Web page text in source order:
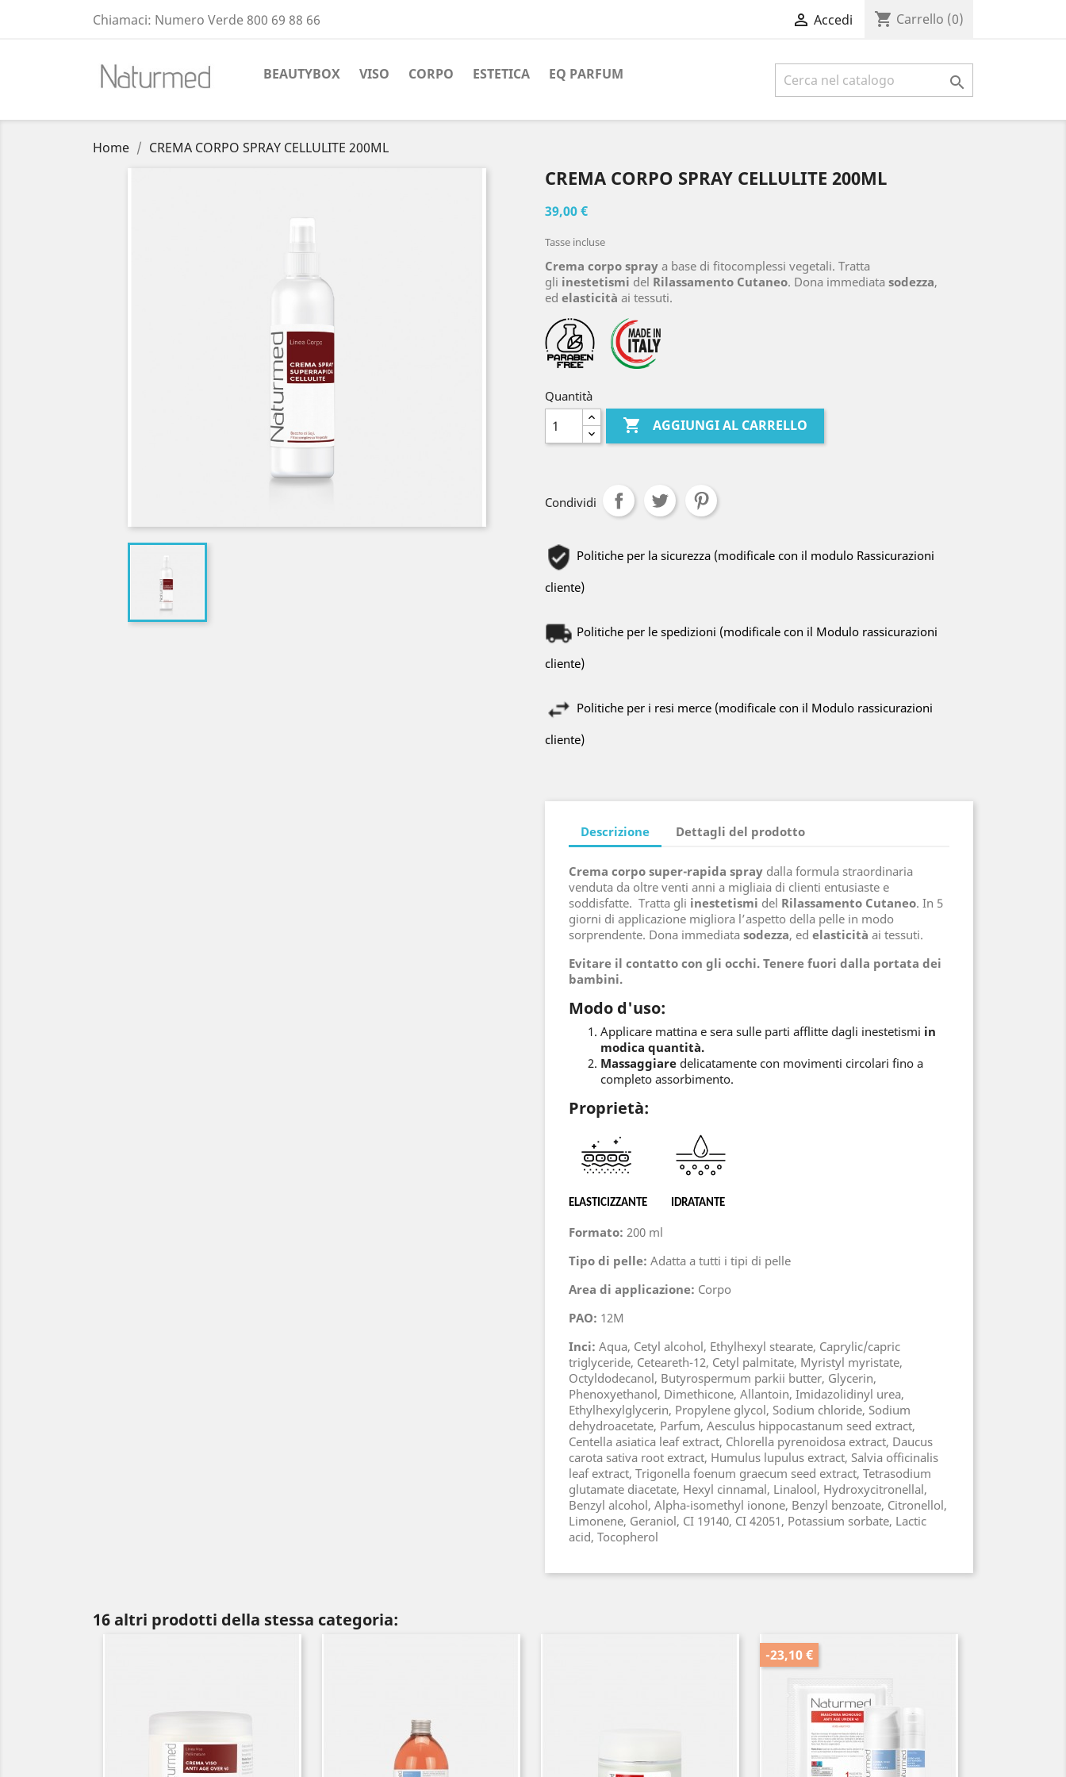
Chiamaci: Numero Verde 800 69 88 66  Accedi shopping_cart Carrello (0)
BEAUTYBOX VISO CORPO ESTETICA EQ PARFUM 
Home CREMA CORPO SPRAY CELLULITE 200ML
CREMA CORPO SPRAY CELLULITE 200ML
39,00 €
Tasse incluse
Crema corpo spray a base di fitocomplessi vegetali. Tratta
gli inestetismi del Rilassamento Cutaneo. Dona immediata sodezza,
ed elasticità ai tessuti.
Quantità
 AGGIUNGI AL CARRELLO
Condividi
Politiche per la sicurezza (modificale con il modulo Rassicurazioni
cliente)
Politiche per le spedizioni (modificale con il Modulo rassicurazioni
cliente)
Politiche per i resi merce (modificale con il Modulo rassicurazioni
cliente)
Descrizione Dettagli del prodotto
Crema corpo super-rapida spray dalla formula straordinaria
venduta da oltre venti anni a migliaia di clienti entusiaste e
soddisfatte. Tratta gli inestetismi del Rilassamento Cutaneo. In 5
giorni di applicazione migliora l’aspetto della pelle in modo
sorprendente. Dona immediata sodezza, ed elasticità ai tessuti.
Evitare il contatto con gli occhi. Tenere fuori dalla portata dei
bambini.
Modo d'uso:
Applicare mattina e sera sulle parti afflitte dagli inestetismi in
modica quantità.
Massaggiare delicatamente con movimenti circolari fino a
completo assorbimento.
Proprietà:
ELASTICIZZANTE IDRATANTE
Formato: 200 ml
Tipo di pelle: Adatta a tutti i tipi di pelle
Area di applicazione: Corpo
PAO: 12M
Inci: Aqua, Cetyl alcohol, Ethylhexyl stearate, Caprylic/capric
triglyceride, Ceteareth-12, Cetyl palmitate, Myristyl myristate,
Octyldodecanol, Butyrospermum parkii butter, Glycerin,
Phenoxyethanol, Dimethicone, Allantoin, Imidazolidinyl urea,
Ethylhexylglycerin, Propylene glycol, Sodium chloride, Sodium
dehydroacetate, Parfum, Aesculus hippocastanum seed extract,
Centella asiatica leaf extract, Chlorella pyrenoidosa extract, Daucus
carota sativa root extract, Humulus lupulus extract, Salvia officinalis
leaf extract, Trigonella foenum graecum seed extract, Tetrasodium
glutamate diacetate, Hexyl cinnamal, Linalool, Hydroxycitronellal,
Benzyl alcohol, Alpha-isomethyl ionone, Benzyl benzoate, Citronellol,
Limonene, Geraniol, CI 19140, CI 42051, Potassium sorbate, Lactic
acid, Tocopherol
16 altri prodotti della stessa categoria:
-23,10 €